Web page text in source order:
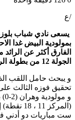
/ع
يسعى نادي شباب
الفارق أكثر عن
الجولة 12 من بطولة الرابطة المحترفة الاولى موبيليس لكرة القدم.
و
ست مباريات دو أدني